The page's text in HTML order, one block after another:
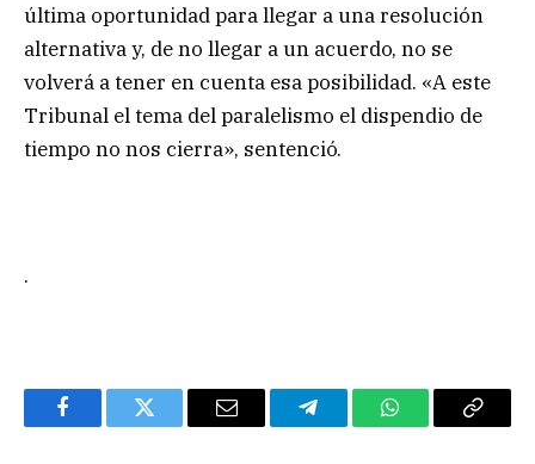
última oportunidad para llegar a una resolución
alternativa y, de no llegar a un acuerdo, no se
volverá a tener en cuenta esa posibilidad. «A este
Tribunal el tema del paralelismo el dispendio de
tiempo no nos cierra», sentenció.
.
FacebookTwitter Email TelegramWhatsAppCopy